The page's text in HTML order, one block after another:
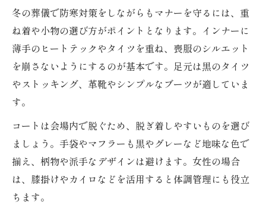
冬の葬儀で防寒対策をしながらもマナーを守るには、重
ね着や小物の選び方がポイントとなります。インナーに
薄手のヒートテックやタイツを重ね、喪服のシルエット
を崩さないようにするのが基本です。足元は黒のタイツ
やストッキング、革靴やシンプルなブーツが適していま
す。
コートは会場内で脱ぐため、脱ぎ着しやすいものを選び
ましょう。手袋やマフラーも黒やグレーなど地味な色で
揃え、柄物や派手なデザインは避けます。女性の場合
は、膝掛けやカイロなどを活用すると体調管理にも役立
ちます。